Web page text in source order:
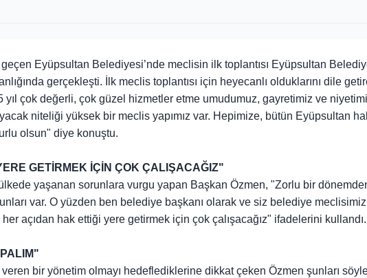
Eyüpsultan Belediyesi’nde meclisin ilk toplantısı Eyüpsultan
gerçekleşti. İlk meclis toplantısı için heyecanlı olduklarını dile
çok değerli, çok güzel hizmetler etme umudumuz, gayretimiz ve
niteliği yüksek bir meclis yapımız var. Hepimize, bütün Eyüpsultan
olsun" diye konuştu.
GETİRMEK İÇİN ÇOK ÇALIŞACAĞIZ"
yaşanan sorunlara vurgu yapan Başkan Özmen, "Zorlu bir
var. O yüzden ben belediye başkanı olarak ve siz belediye meclisimiz
açıdan hak ettiği yere getirmek için çok çalışacağız" ifadelerini kullandı.
bir yönetim olmayı hedeflediklerine dikkat çeken Özmen şunları